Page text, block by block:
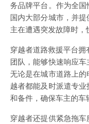
务品牌平台。作为全
国内大部分城市，并
主在遭遇突发故障时，
穿越者道路救援平台
团队，能够快速响应车
无论是在城市道路上
越者都能及时派遣专
和备件，确保车主的车
穿越者还提供紧急拖